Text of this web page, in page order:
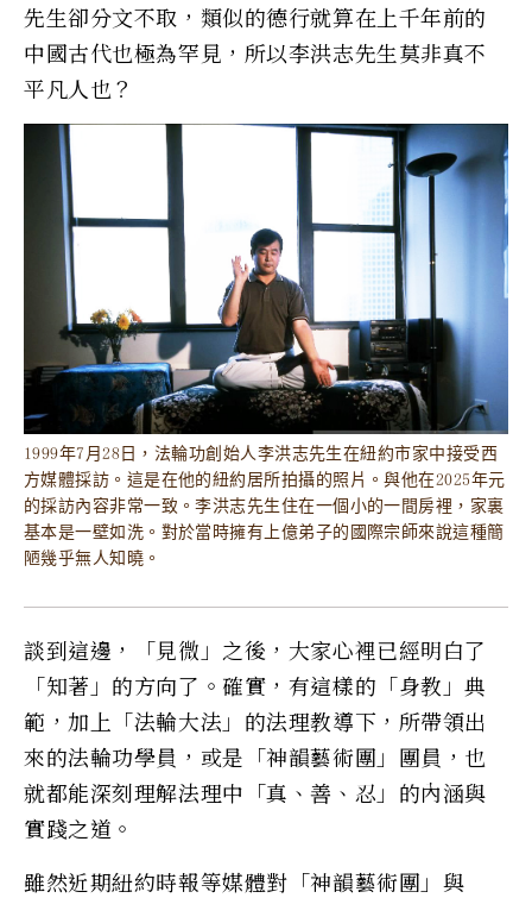
先生卻分文不取，類似的德行就算在上千年前的
中國古代也極為罕見，所以李洪志先生莫非真不
平凡人也？
1999年7月28日，法輪功創始人李洪志先生在紐約市家中接受西
方媒體採訪。這是在他的紐約居所拍攝的照片。與他在2025年元
的採訪內容非常一致。李洪志先生住在一個小的一間房裡，家裏
基本是一壁如洗。對於當時擁有上億弟子的國際宗師來說這種簡
陋幾乎無人知曉。
談到這邊，「見微」之後，大家心裡已經明白了
「知著」的方向了。確實，有這樣的「身教」典
範，加上「法輪大法」的法理教導下，所帶領出
來的法輪功學員，或是「神韻藝術團」團員，也
就都能深刻理解法理中「真、善、忍」的內涵與
實踐之道。
雖然近期紐約時報等媒體對「神韻藝術團」與